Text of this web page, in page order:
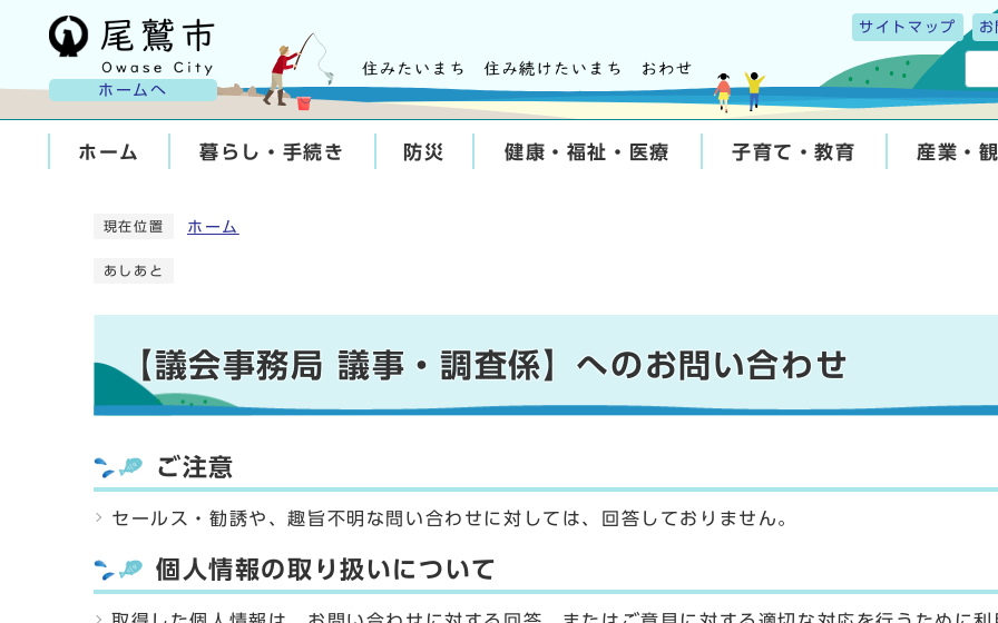
ホームへ
サイトマップ
ホーム 暮らし・手続き 防災 健康・福祉・医療 子育て・教育 産業・
現在位置 ホーム
あしあと
【議会事務局 議事・調査係】へのお問い合わせ
ご注意
セールス・勧誘や、趣旨不明な問い合わせに対しては、回答しておりません。
個人情報の取り扱いについて